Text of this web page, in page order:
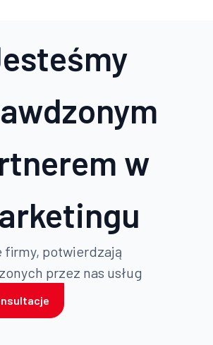
w
firmy, potwierdzają
przez nas usług